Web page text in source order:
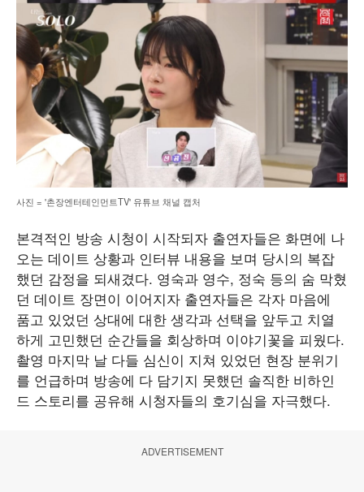
사진 = '촌장엔터테인먼트TV' 유튜브 채널 캡처
본격적인 방송 시청이 시작되자 출연자들은 화면에 나
오는 데이트 상황과 인터뷰 내용을 보며 당시의 복잡
했던 감정을 되새겼다. 영숙과 영수, 정숙 등의 숨 막혔
던 데이트 장면이 이어지자 출연자들은 각자 마음에
품고 있었던 상대에 대한 생각과 선택을 앞두고 치열
하게 고민했던 순간들을 회상하며 이야기꽃을 피웠다.
촬영 마지막 날 다들 심신이 지쳐 있었던 현장 분위기
를 언급하며 방송에 다 담기지 못했던 솔직한 비하인
드 스토리를 공유해 시청자들의 호기심을 자극했다.
ADVERTISEMENT